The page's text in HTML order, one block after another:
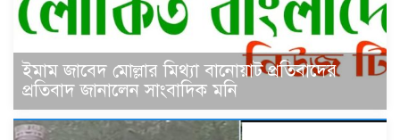
ইমাম জাবেদ মোল্লার মিথ্যা বানোয়াট প্রতিবাদের
প্রতিবাদ জানালেন সাংবাদিক মনি